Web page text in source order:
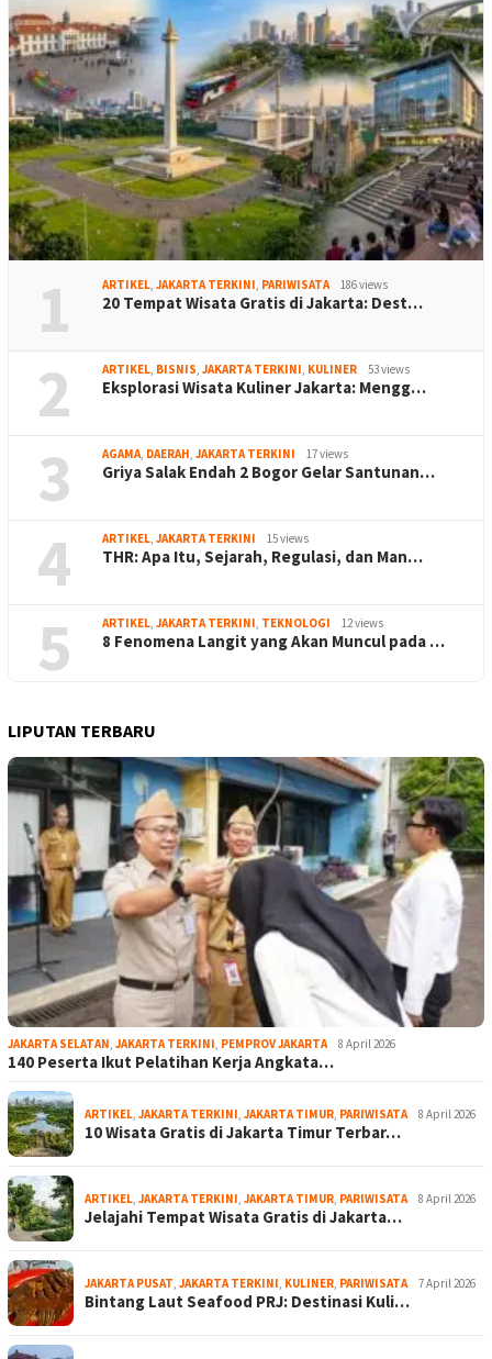
1 ARTIKEL, JAKARTA TERKINI, PARIWISATA 186 views
20 Tempat Wisata Gratis di Jakarta: Dest…
2 ARTIKEL, BISNIS, JAKARTA TERKINI, KULINER 53 views
Eksplorasi Wisata Kuliner Jakarta: Mengg…
3 AGAMA, DAERAH, JAKARTA TERKINI 17 views
Griya Salak Endah 2 Bogor Gelar Santunan…
4 ARTIKEL, JAKARTA TERKINI 15 views
THR: Apa Itu, Sejarah, Regulasi, dan Man…
5 ARTIKEL, JAKARTA TERKINI, TEKNOLOGI 12 views
8 Fenomena Langit yang Akan Muncul pada …
LIPUTAN TERBARU
JAKARTA SELATAN, JAKARTA TERKINI, PEMPROV JAKARTA 8 April 2026
140 Peserta Ikut Pelatihan Kerja Angkata…
ARTIKEL, JAKARTA TERKINI, JAKARTA TIMUR, PARIWISATA 8 April 2026
10 Wisata Gratis di Jakarta Timur Terbar…
ARTIKEL, JAKARTA TERKINI, JAKARTA TIMUR, PARIWISATA 8 April 2026
Jelajahi Tempat Wisata Gratis di Jakarta…
JAKARTA PUSAT, JAKARTA TERKINI, KULINER, PARIWISATA 7 April 2026
Bintang Laut Seafood PRJ: Destinasi Kuli…